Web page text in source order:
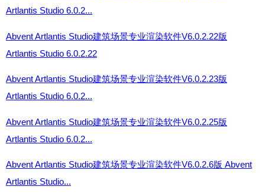
Artlantis Studio 6.0.2...
Abvent Artlantis Studio建筑场景专业渲染软件V6.0.2.22版
Artlantis Studio 6.0.2.22
Abvent Artlantis Studio建筑场景专业渲染软件V6.0.2.23版
Artlantis Studio 6.0.2...
Abvent Artlantis Studio建筑场景专业渲染软件V6.0.2.25版
Artlantis Studio 6.0.2...
Abvent Artlantis Studio建筑场景专业渲染软件V6.0.2.6版 Abvent
Artlantis Studio...